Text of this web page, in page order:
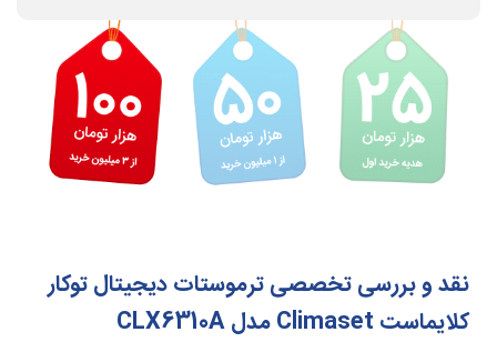
نقد و بررسی تخصصی ترموستات دیجیتال توکار
کلایماست Climaset مدل CLX6310A